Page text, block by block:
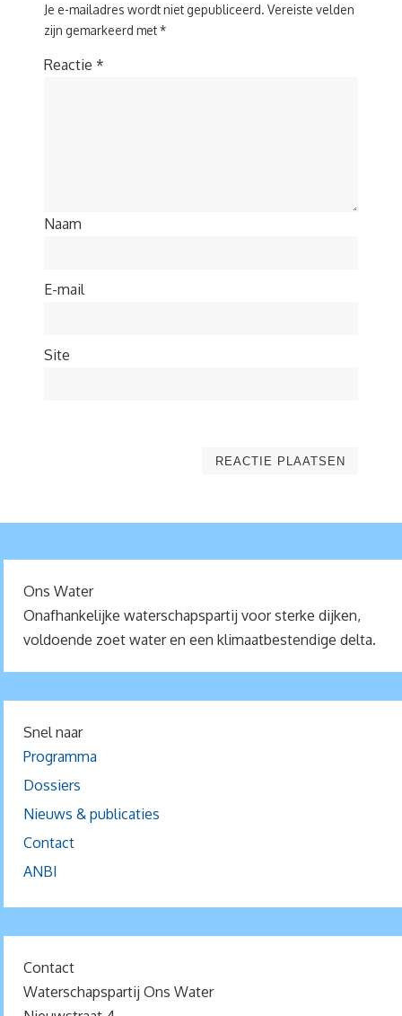
Je e-mailadres wordt niet gepubliceerd. Vereiste velden
zijn gemarkeerd met*
Reactie *
Naam
E-mail
Site
Ons Water
Onafhankelijke waterschapspartij voor sterke dijken,
voldoende zoet water en een klimaatbestendige delta.
Snel naar
Programma
Dossiers
Nieuws & publicaties
Contact
ANBI
Contact
Waterschapspartij Ons Water